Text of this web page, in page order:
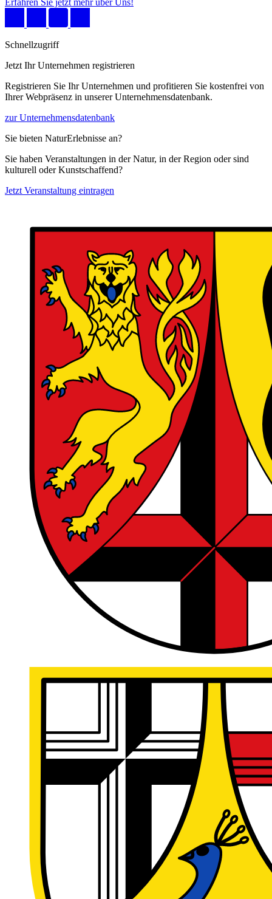
Erfahren Sie jetzt mehr über Uns!
Schnellzugriff
Jetzt Ihr Unternehmen registrieren
Registrieren Sie Ihr Unternehmen und profitieren Sie kostenfrei von
Ihrer Webpräsenz in unserer Unternehmensdatenbank.
zur Unternehmensdatenbank
Sie bieten NaturErlebnisse an?
Sie haben Veranstaltungen in der Natur, in der Region oder sind
kulturell oder Kunstschaffend?
Jetzt Veranstaltung eintragen